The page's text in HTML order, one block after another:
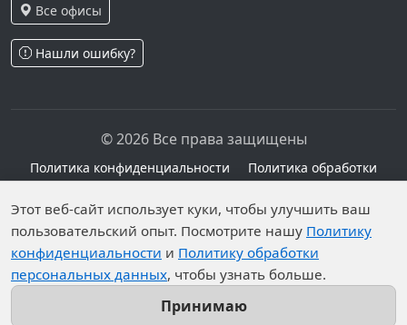
Все офисы
Нашли ошибку?
© 2026 Все права защищены
Политика конфиденциальности
Политика обработки
персональных данных
Персональные данные опубликованы на сайте при
наличии правовых оснований в соответствии с ч.1
ст.6 и ст.10.1 152-ФЗ. Субъектами установлены
запреты на обработку неограниченных кругом лиц
опубликованных персональных данных.
Этот веб-сайт использует куки, чтобы улучшить ваш
пользовательский опыт. Посмотрите нашу Политику
конфиденциальности и Политику обработки
персональных данных, чтобы узнать больше.
Принимаю